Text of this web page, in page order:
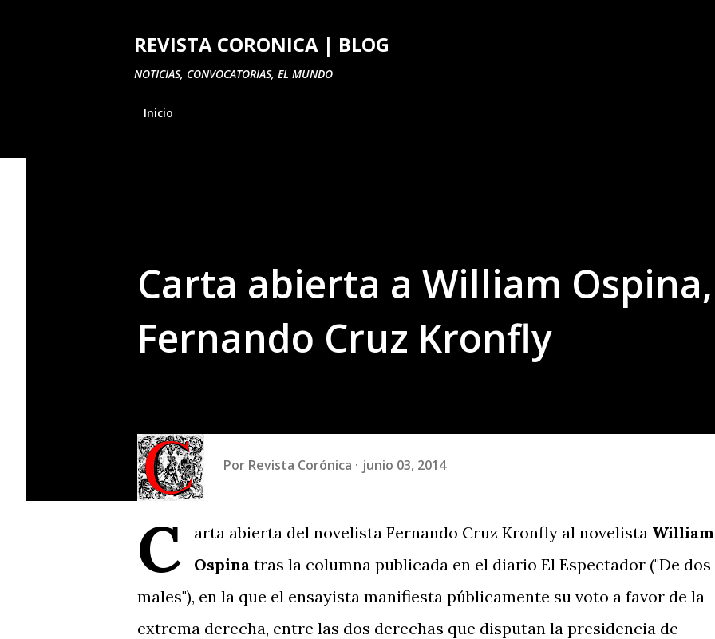
REVISTA CORONICA | BLOG
NOTICIAS, CONVOCATORIAS, EL MUNDO
Inicio
Carta abierta a William
Fernando Cruz Kronfly
Por Revista Corónica junio 03, 2014
C arta abierta del novelista Fernando Cruz Kronfly al novelista William
Ospina tras la columna publicada en el diario El Espectador ("De dos
males"), en la que el ensayista manifiesta públicamente su voto a favor de la
extrema derecha, entre las dos derechas que disputan la presidencia de